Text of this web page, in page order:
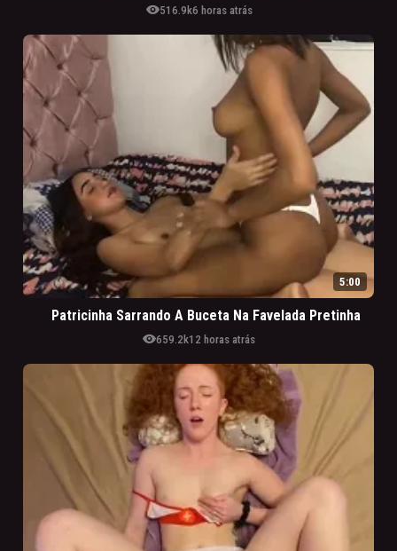
visibility516.9k6 horas atrás
5:00
Patricinha Sarrando A Buceta Na Favelada Pretinha
visibility659.2k12 horas atrás